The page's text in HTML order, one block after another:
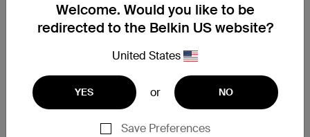
Vous avez besoin de
remplacer un produit sous
garantie ?
Complétez ici le formulaire de demande
d'échange de produit sous garantie. Notre
équipe vous contactera aussitôt.
Welcome. Would you like to be
redirected to the Belkin US website?
United States
YES or NO
Save Preferences